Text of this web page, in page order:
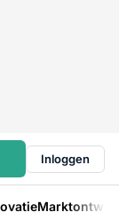
Inloggen